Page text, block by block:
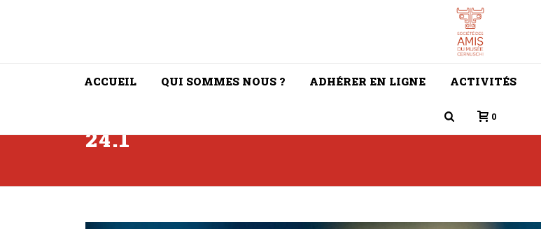
ACCUEIL QUI SOMMES NOUS ? ADHÉRER EN LIGNE ACTIVITÉS
0
24.1